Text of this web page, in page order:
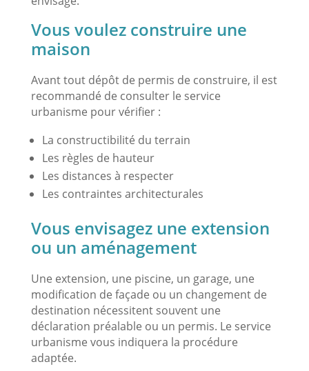
Vous voulez construire une
maison
Avant tout dépôt de permis de construire, il est
recommandé de consulter le service
urbanisme pour vérifier :
La constructibilité du terrain
Les règles de hauteur
Les distances à respecter
Les contraintes architecturales
Vous envisagez une extension
ou un aménagement
Une extension, une piscine, un garage, une
modification de façade ou un changement de
destination nécessitent souvent une
déclaration préalable ou un permis. Le service
urbanisme vous indiquera la procédure
adaptée.